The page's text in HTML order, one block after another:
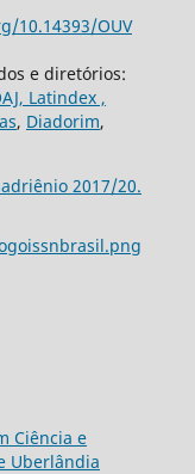
10.14393/OUV
e diretórios:
Latindex ,
, Diadorim,
2017/20.
Ciência e
Uberlândia